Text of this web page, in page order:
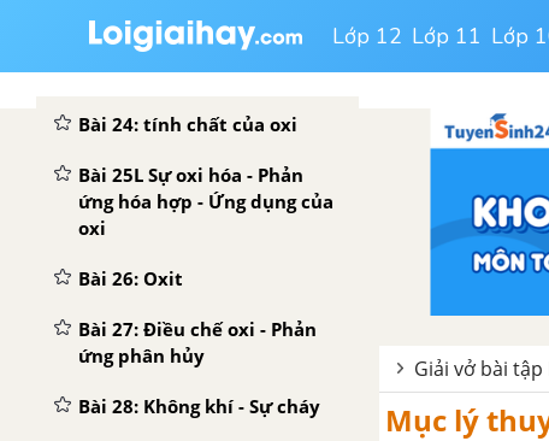
Lớp 12 Lớp 11 Lớp
CHƯƠNG 4: OXI - KHÔNG KHÍ
Bài 24: tính chất của oxi
Bài 25L Sự oxi hóa - Phản
ứng hóa hợp - Ứng dụng của
oxi
Bài 26: Oxit
Bài 27: Điều chế oxi - Phản
ứng phân hủy
Bài 28: Không khí - Sự cháy
Giải vở bài
Mục lý